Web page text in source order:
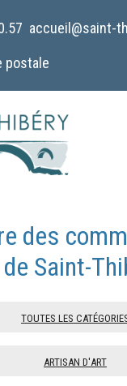
accueil@saint-
postale
des
Saint-
Toutes les
Artisan d'art